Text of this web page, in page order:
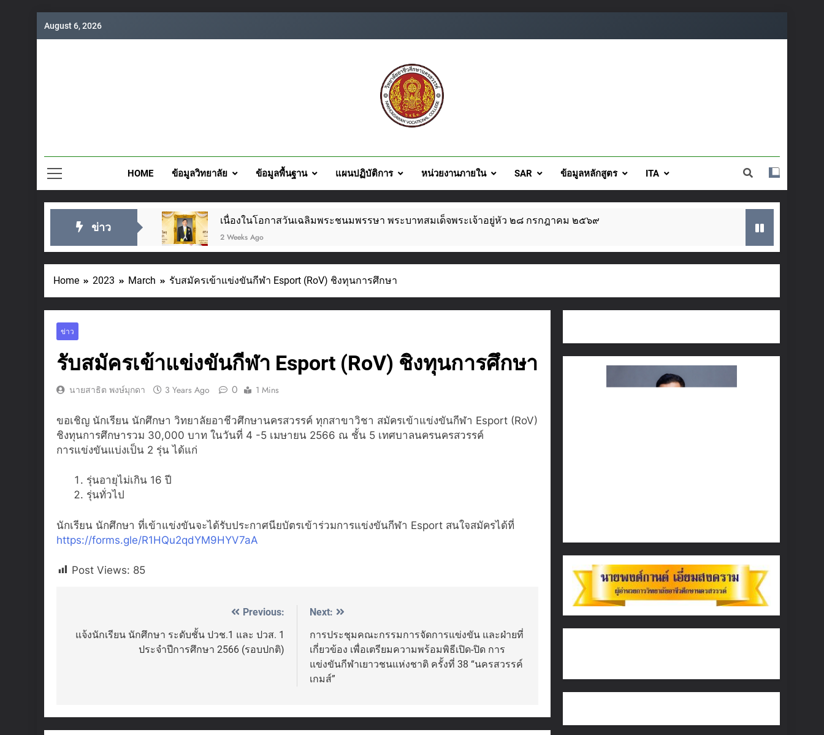
August 6, 2026
HOME ข้อมูลวิทยาลัย ข้อมูลพื้นฐาน แผนปฏิบัติการ หน่วยงานภายใน SAR ข้อมูลหลักสูตร ITA
ข่าว เนื่องในโอกาสวันเฉลิมพระชนมพรรษา พระบาทสมเด็จพระเจ้าอยู่หัว ๒๘ กรกฎาคม ๒๕๖๙
2 Weeks Ago
แผนปฏิบัติราชการประจำปี 2569
ชมรมวิชาชีพแฟชั่นและสิ่งทอ จัดโครงการแฟชั่นโชว์ผ้าไทย สไตล์โมเดิร์น วันที่ ๕ ส.ค. นี้
ประกาศเจตนารมณ์นโยบาย No Gift Policy: งดรับ งดให้ ของขวัญและของกำนัลทุกชนิด
3 Weeks Ago
รับสมัครเยาวชนหัวใจรักษ์โลก! ร่วม “โครงการต้นกล้าพันธุ์ใหม่ GEN 3”
แผนกวิชาการตลาด วิทยาลัยอาชีวศึกษานครสวรรค์ ขอเชิญทุกท่านร่วมงาน “ตลาดนัดสร้างสรรค์ (Creative Marketplace)” พบ
กับสินค้าสร้างสรรค์ อาหาร เครื่องดื่ม และผลงานของนักเรียน นักศึกษา ที่เกิดจากการลงมือปฏิบัติจริง ฝึกทักษะการเป็นผู้
ประกอบการ การตลาด และการบริการอย่างมืออาชีพ
3 Weeks Ago
3 Weeks Ago
Home 2023 March รับสมัครเข้าแข่งขันกีฬา Esport (RoV) ชิงทุนการศึกษา
ข่าว
รับสมัครเข้าแข่งขันกีฬา Esport (RoV) ชิงทุนการศึกษา
นายสาธิต พงษ์มุกดา 3 Years Ago 0 1 Mins
ขอเชิญ นักเรียน นักศึกษา วิทยาลัยอาชีวศึกษานครสวรรค์ ทุกสาขาวิชา สมัครเข้าแข่งขันกีฬา Esport (RoV)
ชิงทุนการศึกษารวม 30,000 บาท ในวันที่ 4 -5 เมษายน 2566 ณ ชั้น 5 เทศบาลนครนครสวรรค์
การแข่งขันแบ่งเป็น 2 รุ่น ได้แก่
รุ่นอายุไม่เกิน 16 ปี
รุ่นทั่วไป
นักเรียน นักศึกษา ที่เข้าแข่งขันจะได้รับประกาศนียบัตรเข้าร่วมการแข่งขันกีฬา Esport สนใจสมัครได้ที่
https://forms.gle/R1HQu2qdYM9HYV7aA
Post Views: 85
navigation
Previous:
แจ้งนักเรียน นักศึกษา ระดับชั้น ปวช.1 และ ปวส. 1
ประจำปีการศึกษา 2566 (รอบปกติ)
Next:
การประชุมคณะกรรมการจัดการแข่งขัน และฝ่ายที่
เกี่ยวข้อง เพื่อเตรียมความพร้อมพิธีเปิด-ปิด การ
แข่งขันกีฬาเยาวชนแห่งชาติ ครั้งที่ 38 “นครสวรรค์
เกมส์”